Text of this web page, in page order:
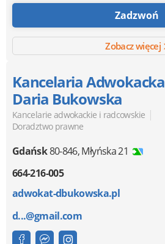
Zadzwoń
Zobacz więcej
Kancelaria Adwokacka
Daria Bukowska
Kancelarie adwokackie i radcowskie |
Doradztwo prawne
Gdańsk80-846,Młyńska 21
664-216-005
adwokat-dbukowska.pl
d...@gmail.com